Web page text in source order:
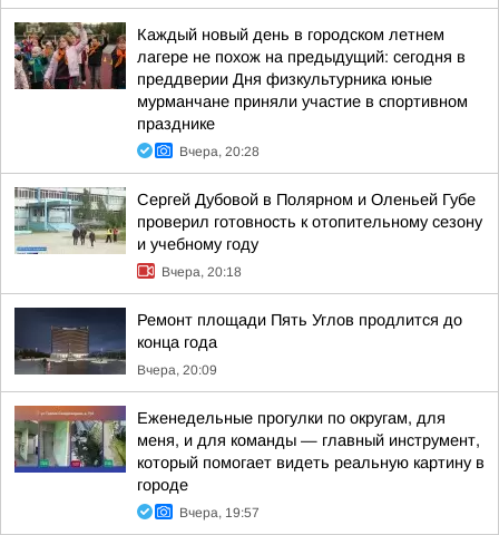
Каждый новый день в городском летнем
лагере не похож на предыдущий: сегодня в
преддверии Дня физкультурника юные
мурманчане приняли участие в спортивном
празднике
Вчера, 20:28
Сергей Дубовой в Полярном и Оленьей Губе
проверил готовность к отопительному сезону
и учебному году
Вчера, 20:18
Ремонт площади Пять Углов продлится до
конца года
Вчера, 20:09
Еженедельные прогулки по округам, для
меня, и для команды — главный инструмент,
который помогает видеть реальную картину в
городе
Вчера, 19:57